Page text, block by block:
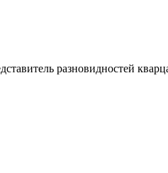
разновидностей